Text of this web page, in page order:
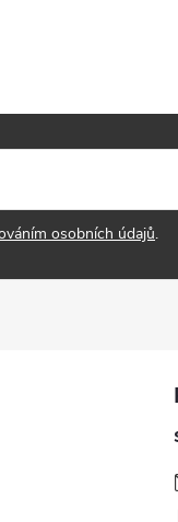
osobních údajů.